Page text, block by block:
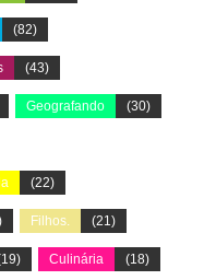
(82)
(43)
Geografando (30)
(22)
Filhos. (21)
Culinária (18)